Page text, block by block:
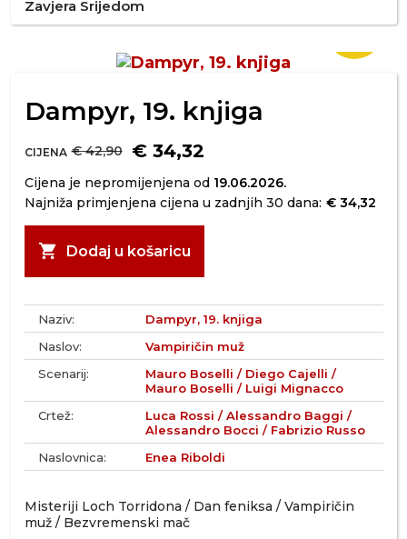
Zavjera Srijedom
-20%
Dampyr, 19. knjiga
CIJENA € 42,90 € 34,32
Cijena je nepromijenjena od 19.06.2026.
Najniža primjenjena cijena u zadnjih 30 dana: € 34,32
shopping_cart Dodaj u košaricu
Naziv:
Dampyr, 19. knjiga
Naslov:
Vampiričin muž
Scenarij:
Mauro Boselli / Diego Cajelli /
Mauro Boselli / Luigi Mignacco
Crtež:
Luca Rossi / Alessandro Baggi /
Alessandro Bocci / Fabrizio Russo
Naslovnica:
Enea Riboldi
Misteriji Loch Torridona / Dan feniksa / Vampiričin
muž / Bezvremenski mač